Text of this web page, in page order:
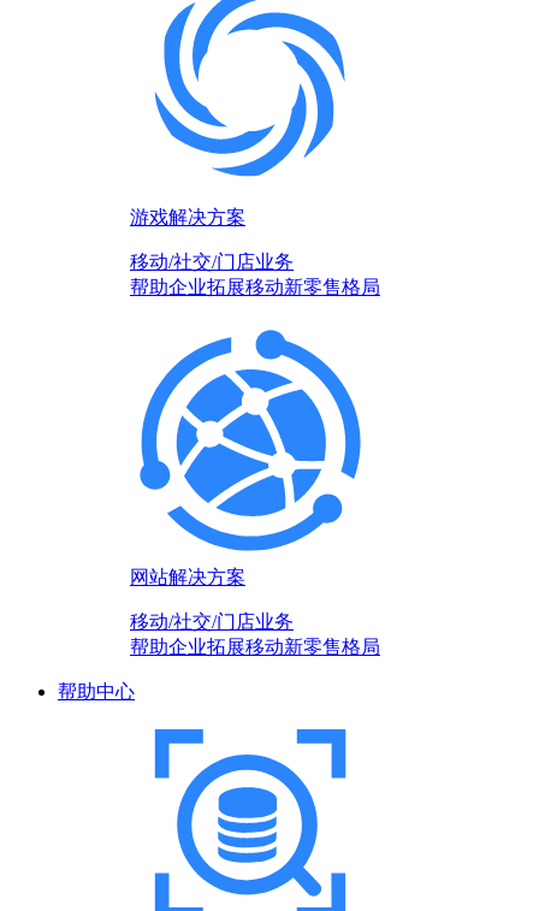
游戏解决方案
移动/社交/门店业务
帮助企业拓展移动新零售格局
网站解决方案
移动/社交/门店业务
帮助企业拓展移动新零售格局
帮助中心